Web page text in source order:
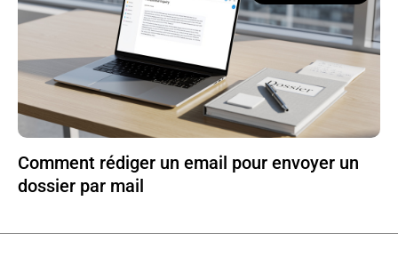
Comment rédiger un email pour envoyer un
dossier par mail